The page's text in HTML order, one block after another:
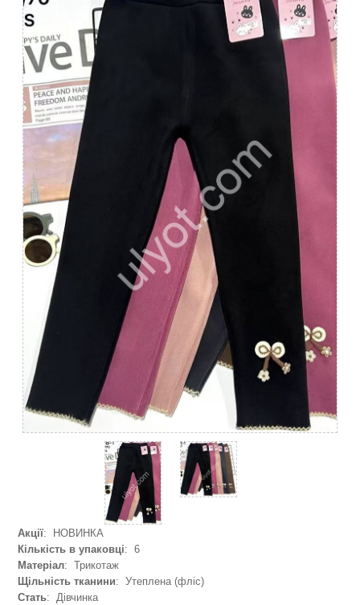
Акції: НОВИНКА
Кількість в упаковці: 6
Матеріал: Трикотаж
Щільність тканини: Утеплена (фліс)
Стать: Дівчинка